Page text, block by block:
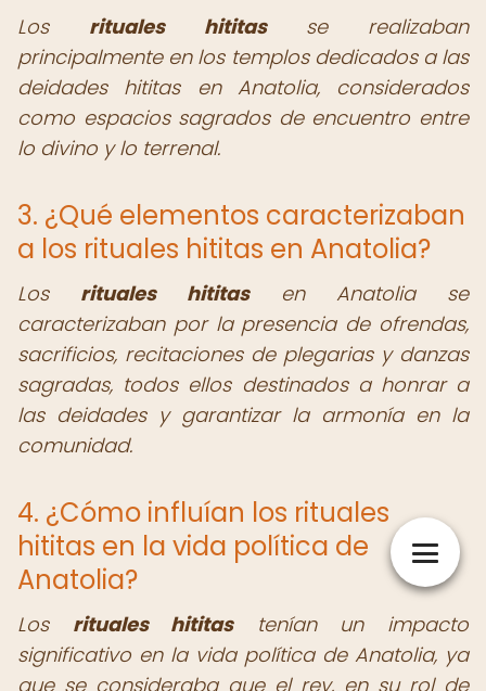
Los rituales hititasse realizaban
principalmente en los templos dedicados a las
deidades hititas en Anatolia, considerados
como espacios sagrados de encuentro entre
lo divino y lo terrenal.
3. ¿Qué elementos caracterizaban
a los rituales hititas en Anatolia?
Los rituales hititasen Anatolia se
caracterizaban por la presencia de ofrendas,
sacrificios, recitaciones de plegarias y danzas
sagradas, todos ellos destinados a honrar a
las deidades y garantizar la armonía en la
comunidad.
4. ¿Cómo influían los rituales
hititas en la vida política de
Anatolia?
Los rituales hititastenían un impacto
significativo en la vida política de Anatolia, ya
que se consideraba que el rey, en su rol de